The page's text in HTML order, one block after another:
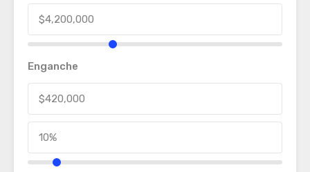
Enganche